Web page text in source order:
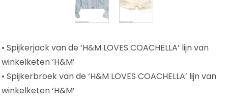
• Spijkerjack van de ‘H&M LOVES COACHELLA’ lijn van
winkelketen ‘H&M’
• Spijkerbroek van de ‘H&M LOVES COACHELLA’ lijn van
winkelketen ‘H&M’